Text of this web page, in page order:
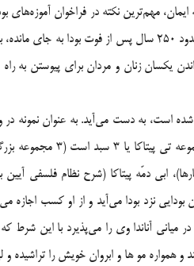
مهم‌ترين نكته در فراخوان آموزه‌هاي
تاريخ اديان هند است، آموزه‌هايي كه بعدها در سنگ نبشته‌هايي كه از دوران پادشاهي آشوكا حدود 250 سال پس از فوت بودا به
يكسان زنان و مردان براي پيوستن به راه
است، به دست مي‌آيد. به عنوان نمونه در
پيتاكا كه شامل قوانين زندگي براي راهبان بودايي اعم از زن يا مرد است و كتاب اول از مجموعه
(گفتارها)‌، ابي دمّه پيتاكا (شرح نظام فلسفي آيين
نزد بودا مي‌آيد و از او كسب اجازه
از آن با احترام به پا در مياني آناندا وي را مي‌‌پذيرد با اين شرط
همواره مو ها و ابروان خويش را تراشيده و